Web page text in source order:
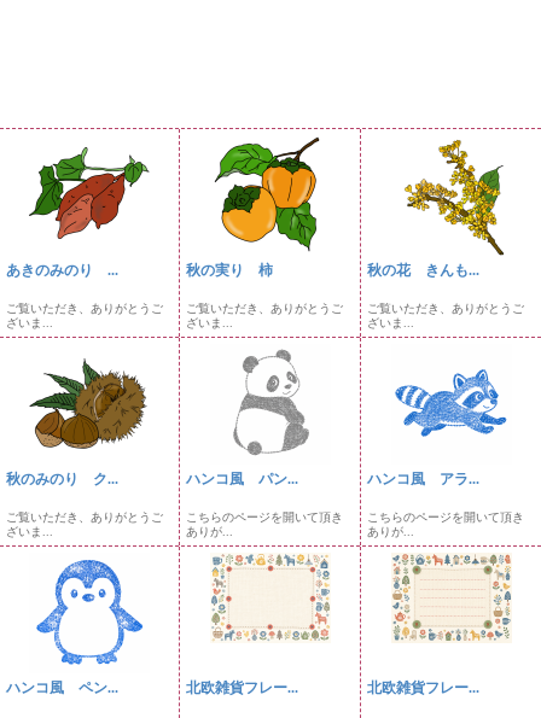
あきのみのり ...
ご覧いただき、ありがとうご
ざいま...
秋の実り 柿
ご覧いただき、ありがとうご
ざいま...
秋の花 きんも...
ご覧いただき、ありがとうご
ざいま...
秋のみのり ク...
ご覧いただき、ありがとうご
ざいま...
ハンコ風 パン...
こちらのページを開いて頂き
ありが...
ハンコ風 アラ...
こちらのページを開いて頂き
ありが...
ハンコ風 ペン... 北欧雑貨フレー... 北欧雑貨フレー...